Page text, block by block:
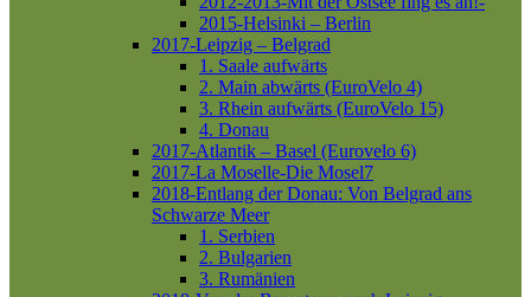
2015-Helsinki – Berlin
2017-Leipzig – Belgrad
1. Saale aufwärts
2. Main abwärts (EuroVelo 4)
3. Rhein aufwärts (EuroVelo 15)
4. Donau
2017-Atlantik – Basel (Eurovelo 6)
2017-La Moselle-Die Mosel7
2018-Entlang der Donau: Von Belgrad ans
Schwarze Meer
1. Serbien
2. Bulgarien
3. Rumänien